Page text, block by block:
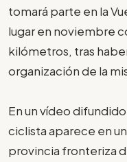
tomará parte en la
lugar en noviembre
kilómetros, tras
organización de la
En un vídeo
ciclista aparece en
provincia fronteriza